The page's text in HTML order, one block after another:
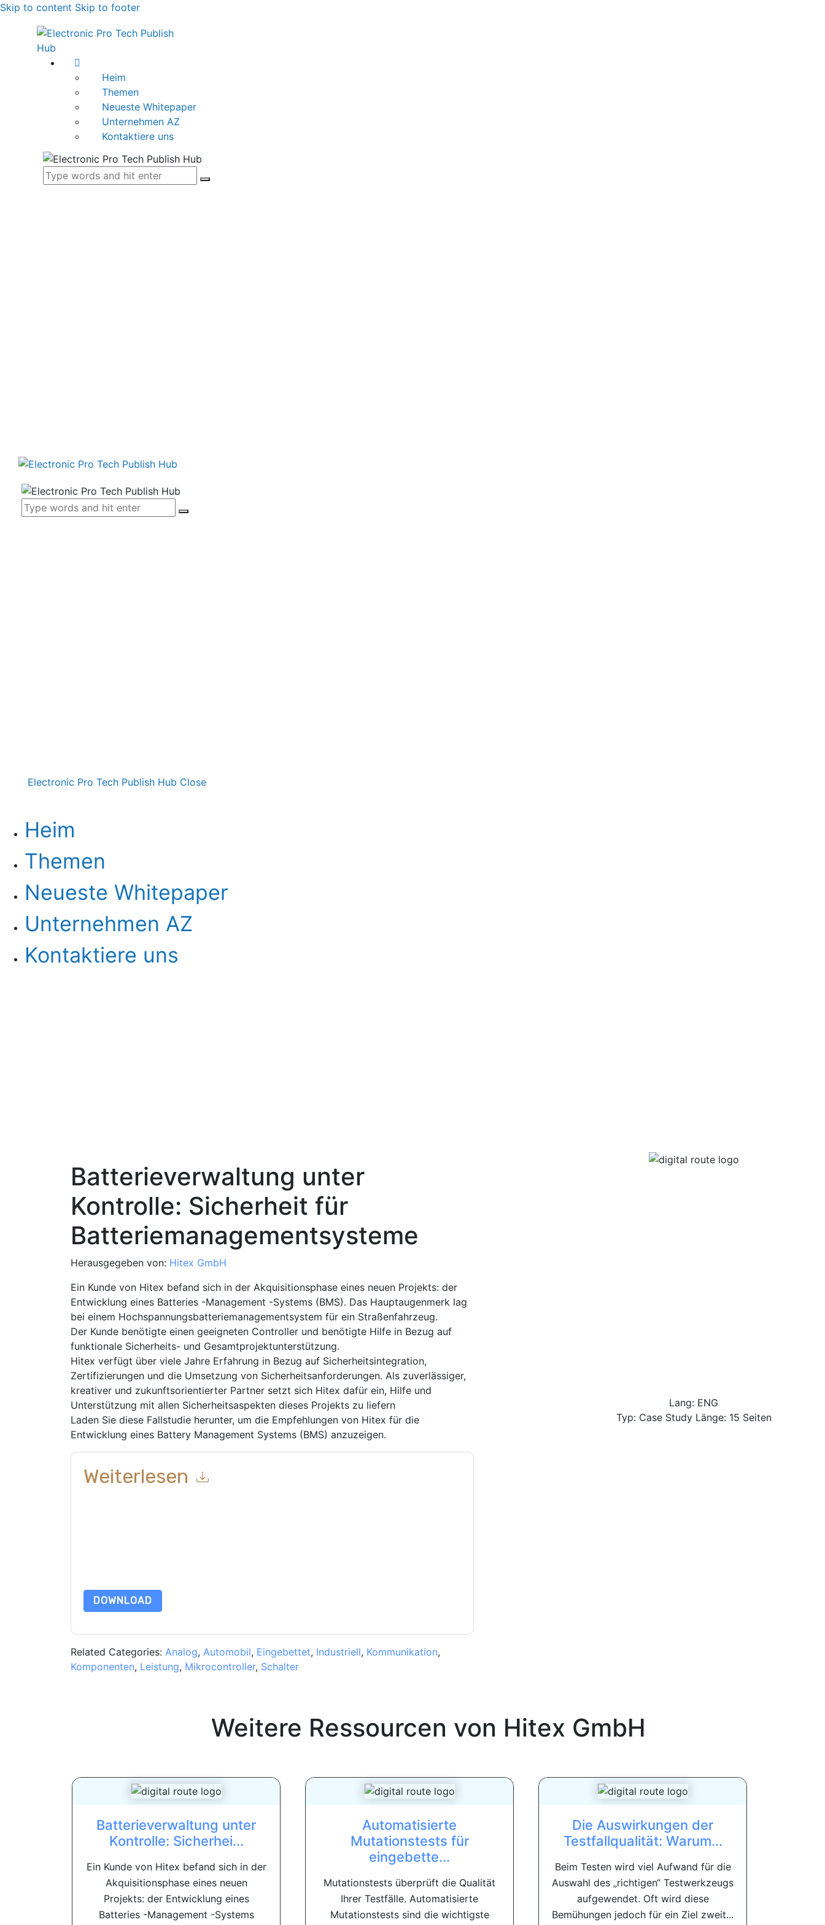
Skip to content Skip to footer
Heim
Themen
Neueste Whitepaper
Unternehmen AZ
Kontaktiere uns
Electronic Pro Tech Publish Hub Close
Heim
Themen
Neueste Whitepaper
Unternehmen AZ
Kontaktiere uns
Batterieverwaltung unter
Kontrolle: Sicherheit für
Batteriemanagementsysteme
Herausgegeben von: Hitex GmbH
Ein Kunde von Hitex befand sich in der Akquisitionsphase eines neuen Projekts: der
Entwicklung eines Batteries -Management -Systems (BMS). Das Hauptaugenmerk lag
bei einem Hochspannungsbatteriemanagementsystem für ein Straßenfahrzeug.
Der Kunde benötigte einen geeigneten Controller und benötigte Hilfe in Bezug auf
funktionale Sicherheits- und Gesamtprojektunterstützung.
Hitex verfügt über viele Jahre Erfahrung in Bezug auf Sicherheitsintegration,
Zertifizierungen und die Umsetzung von Sicherheitsanforderungen. Als zuverlässiger,
kreativer und zukunftsorientierter Partner setzt sich Hitex dafür ein, Hilfe und
Unterstützung mit allen Sicherheitsaspekten dieses Projekts zu liefern
Laden Sie diese Fallstudie herunter, um die Empfehlungen von Hitex für die
Entwicklung eines Battery Management Systems (BMS) anzuzeigen.
Weiterlesen
DOWNLOAD
Related Categories: Analog, Automobil, Eingebettet, Industriell, Kommunikation,
Komponenten, Leistung, Mikrocontroller, Schalter
Lang: ENG
Typ: Case Study Länge: 15 Seiten
Weitere Ressourcen von Hitex GmbH
Batterieverwaltung unter
Kontrolle: Sicherhei...
Ein Kunde von Hitex befand sich in der
Akquisitionsphase eines neuen
Projekts: der Entwicklung eines
Batteries -Management -Systems
Automatisierte
Mutationstests für
eingebette...
Mutationstests überprüft die Qualität
Ihrer Testfälle. Automatisierte
Mutationstests sind die wichtigste
Die Auswirkungen der
Testfallqualität: Warum...
Beim Testen wird viel Aufwand für die
Auswahl des „richtigen“ Testwerkzeugs
aufgewendet. Oft wird diese
Bemühungen jedoch für ein Ziel zweit...